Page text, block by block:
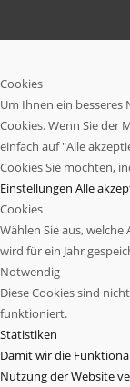
Cookies
Um Ihnen ein
Cookies. Wenn Sie der
einfach auf "Alle
Cookies Sie möchten,
Einstellungen Alle
Cookies
Wählen Sie aus,
wird für ein Jahr
Notwendig
Diese Cookies sind
funktioniert.
Statistiken
Damit wir die
Nutzung der Website